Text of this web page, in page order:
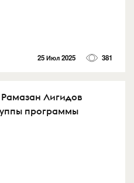
25 Июл 2025 381
Лигидов
программы